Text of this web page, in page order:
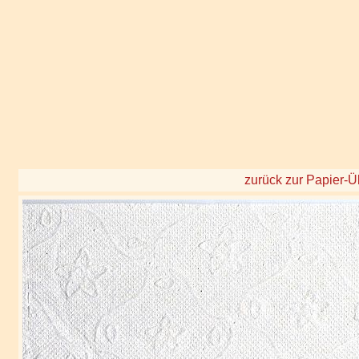
zurück zur Papier-